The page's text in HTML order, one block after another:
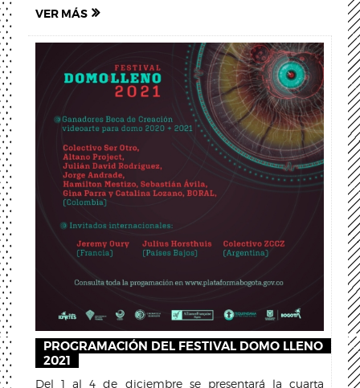
VER MÁS
PROGRAMACIÓN DEL FESTIVAL DOMO LLENO
2021
Del 1 al 4 de diciembre se presentará la cuarta